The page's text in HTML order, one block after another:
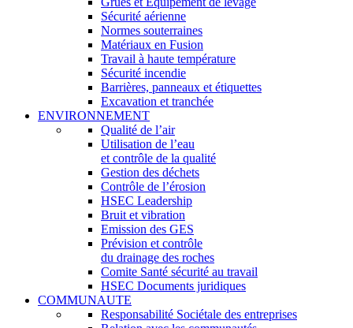
Sécurité aérienne
Normes souterraines
Matériaux en Fusion
Travail à haute température
Sécurité incendie
Barrières, panneaux et étiquettes
Excavation et tranchée
ENVIRONNEMENT
Qualité de l’air
Utilisation de l’eau
et contrôle de la qualité
Gestion des déchets
Contrôle de l’érosion
HSEC Leadership
Bruit et vibration
Emission des GES
Prévision et contrôle
du drainage des roches
Comite Santé sécurité au travail
HSEC Documents juridiques
COMMUNAUTE
Responsabilité Sociétale des entreprises